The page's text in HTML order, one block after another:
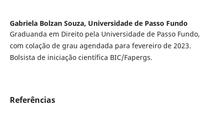
Gabriela Bolzan Souza, Universidade de Passo Fundo
Graduanda em Direito pela Universidade de Passo Fundo,
com colação de grau agendada para fevereiro de 2023.
Bolsista de iniciação científica BIC/Fapergs.
Referências